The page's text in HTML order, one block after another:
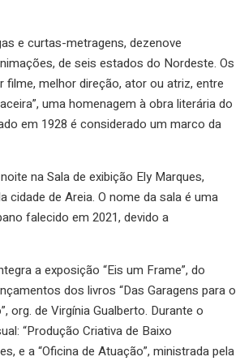
e curtas-metragens, dezenove
de seis estados do Nordeste. Os
melhor direção, ator ou atriz, entre
uma homenagem à obra literária do
em 1928 é considerado um marco da
na Sala de exibição Ely Marques,
de Areia. O nome da sala é uma
falecido em 2021, devido a
a exposição “Eis um Frame”, do
dos livros “Das Garagens para o
org. de Virgínia Gualberto. Durante o
“Produção Criativa de Baixo
e a “Oficina de Atuação”, ministrada pela